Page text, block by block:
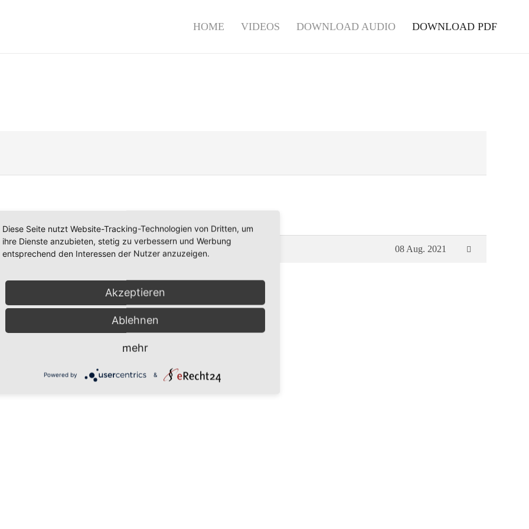
HOME VIDEOS DOWNLOAD AUDIO DOWNLOAD PDF
(2368 Downloads) Beliebt 08 Aug. 2021
Diese Seite nutzt Website-Tracking-Technologien von Dritten, um
ihre Dienste anzubieten, stetig zu verbessern und Werbung
entsprechend den Interessen der Nutzer anzuzeigen.
Akzeptieren
Ablehnen
mehr
Powered by &